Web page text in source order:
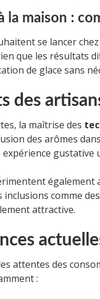
la maison :
se lancer
que les résultats
de glace sans
des
la maîtrise des
des arômes
gustative
également
inclusions comme
attractive.
attentes des
: